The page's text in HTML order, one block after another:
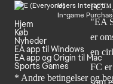
Users Interact
In-game
Hjem
Køb
Nyheder
EA app til Windows
EA app og Origin til Mac
Sports Games
* Andre betingelser og